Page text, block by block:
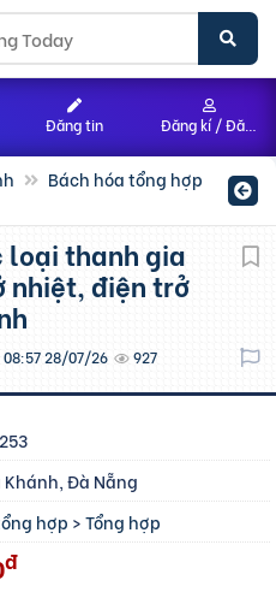
Bách hóa tổng hợp
nhiệt, điện trở
08:57 28/07/26 927
Khánh, Đà Nẵng
hợp >Tổng hợp
đ
Đăng tin